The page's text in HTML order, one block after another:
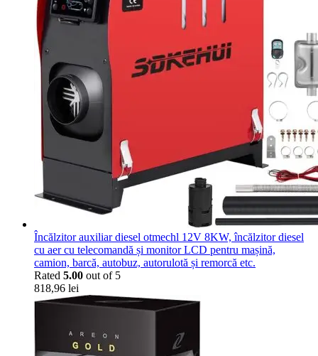
Încălzitor auxiliar diesel otmechl 12V 8KW, încălzitor diesel
cu aer cu telecomandă și monitor LCD pentru mașină,
camion, barcă, autobuz, autorulotă și remorcă etc.
Rated 5.00 out of 5
818,96 lei